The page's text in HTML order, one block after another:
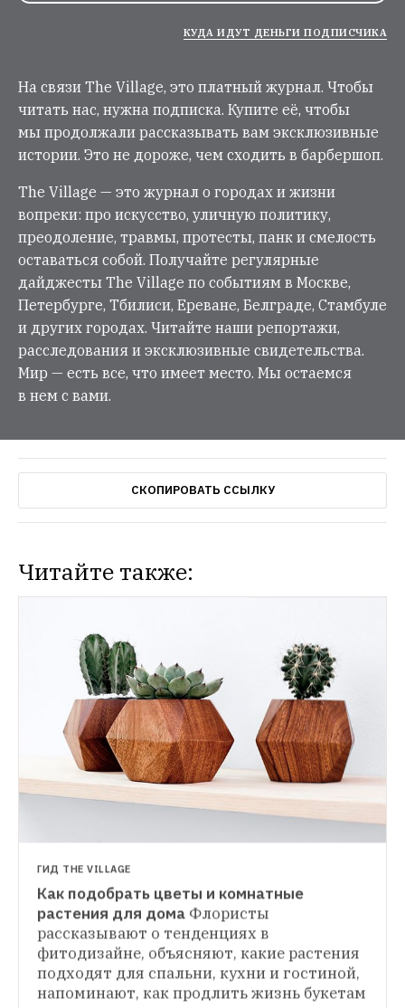
КУДА ИДУТ ДЕНЬГИ ПОДПИСЧИКА
На связи The Village, это платный журнал. Чтобы
читать нас, нужна подписка. Купите её, чтобы
мы продолжали рассказывать вам эксклюзивные
истории. Это не дороже, чем сходить в барбершоп.
The Village — это журнал о городах и жизни
вопреки: про искусство, уличную политику,
преодоление, травмы, протесты, панк и смелость
оставаться собой. Получайте регулярные
дайджесты The Village по событиям в Москве,
Петербурге, Тбилиси, Ереване, Белграде, Стамбуле
и других городах. Читайте наши репортажи,
расследования и эксклюзивные свидетельства.
Мир — есть все, что имеет место. Мы остаемся
в нем с вами.
СКОПИРОВАТЬ ССЫЛКУ
Читайте также:
ДОМ
5 домашних растений, за которыми почти
не нужно ухаживатьКрасивые
и неприхотливые комнатные цветки
ВЕЩИ ДЛЯ ДОМА
Террариумы с комнатными растениями
Blossom Universe Основательница марки
домашних экосистем Полина Дударева о
том, что подарить тем, у кого не растут
комнатные растения
ГИД THE VILLAGE
Как подобрать цветы и комнатные
растения для дома Флористы
рассказывают о тенденциях в
фитодизайне, объясняют, какие растения
подходят для спальни, кухни и гостиной,
напоминают, как продлить жизнь букетам